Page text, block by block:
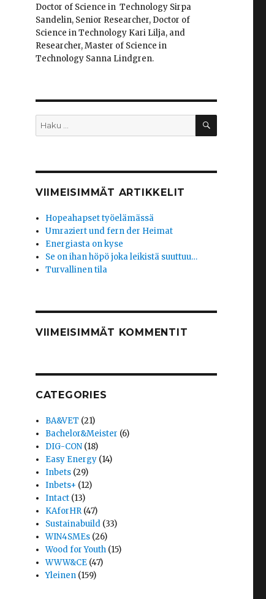
Doctor of Science in Technology Sirpa
Sandelin, Senior Researcher, Doctor of
Science in Technology Kari Lilja, and
Researcher, Master of Science in
Technology Sanna Lindgren.
Etsi: HAKU
VIIMEISIMMÄT ARTIKKELIT
Hopeahapset työelämässä
Umraziert und fern der Heimat
Energiasta on kyse
Se on ihan höpö joka leikistä suuttuu…
Turvallinen tila
VIIMEISIMMÄT KOMMENTIT
CATEGORIES
BA&VET (21)
Bachelor&Meister (6)
DIG-CON (18)
Easy Energy (14)
Inbets (29)
Inbets+ (12)
Intact (13)
KAforHR(47)
Sustainabuild (33)
WIN4SMEs (26)
Wood for Youth (15)
WWW&CE (47)
Yleinen (159)